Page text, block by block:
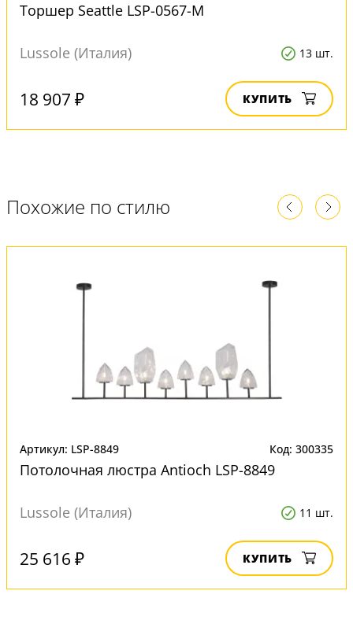
Торшер Seattle LSP-0567-M
Lussole (Италия) 13 шт.
18 907 ₽ КУПИТЬ
Похожие по стилю
Артикул: LSP-8849 Код: 300335
Потолочная люстра Antioch LSP-8849
Lussole (Италия) 11 шт.
25 616 ₽ КУПИТЬ